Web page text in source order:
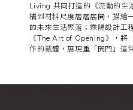
Living 共同打造的《流動的
構到材料尺度層層展開，描繪
的未來生活聚落；霖陽設計工
《The Art of Opening》，將
作的載體，展現重「開門」這